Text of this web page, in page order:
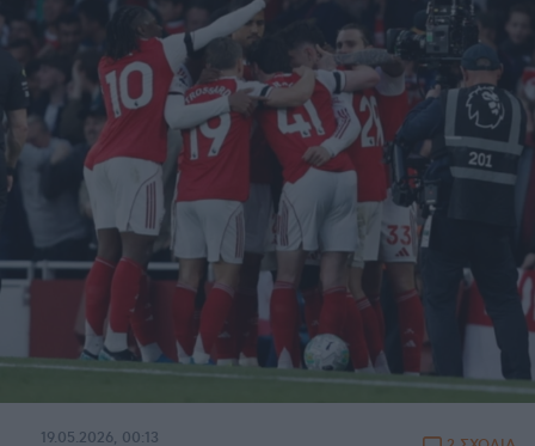
19.05.2026, 00:13